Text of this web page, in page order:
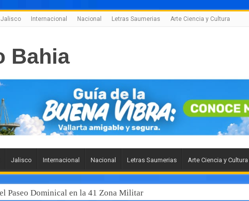
Jalisco Internacional Nacional Letras Saumerias Arte Ciencia y Cultura
Jalisco Internacional Nacional Letras Saumerias Arte Ciencia y Cultura
Paseo Dominical en la 41 Zona Militar